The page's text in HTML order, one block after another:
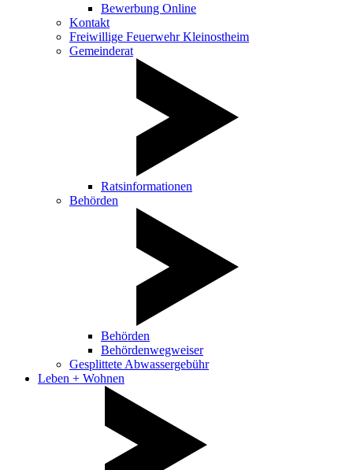
Bewerbung Online
Kontakt
Freiwillige Feuerwehr Kleinostheim
Gemeinderat
Ratsinformationen
Behörden
Behörden
Behördenwegweiser
Gesplittete Abwassergebühr
Leben + Wohnen